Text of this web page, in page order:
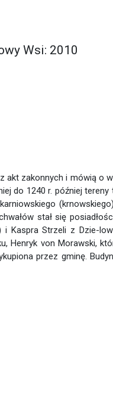
Wsi: 2010
akt zakonnych i mówią o
do 1240 r. później tereny
stał się
i Kaspra Strzeli z Dzie-
Henryk von Morawski,
przez gminę.